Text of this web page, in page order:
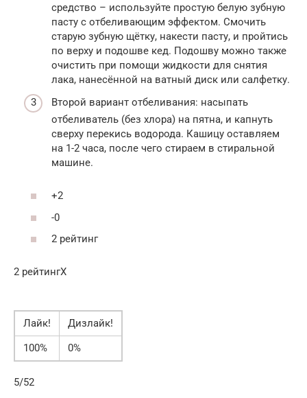
средство – используйте простую белую зубную
пасту с отбеливающим эффектом. Смочить
старую зубную щётку, накести пасту, и пройтись
по верху и подошве кед. Подошву можно также
очистить при помощи жидкости для снятия
лака, нанесённой на ватный диск или салфетку.
Второй вариант отбеливания: насыпать
отбеливатель (без хлора) на пятна, и капнуть
сверху перекись водорода. Кашицу оставляем
на 1-2 часа, после чего стираем в стиральной
машине.
+2
-0
2 рейтинг
2 рейтингX
Лайк!
Дизлайк!
100%
0%
5/52